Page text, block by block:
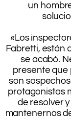
un
«Los
Fabretti, están
se acabó.
presente que
son
protagonistas
de resolver
mantenernos